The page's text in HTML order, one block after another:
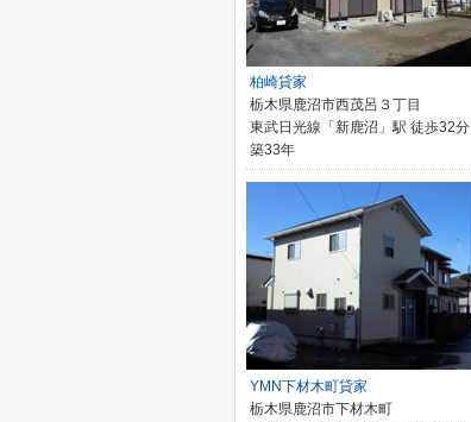
柏崎貸家
栃木県鹿沼市西茂呂３丁目
東武日光線「新鹿沼」駅 徒歩32分
築33年
YMN下材木町貸家
栃木県鹿沼市下材木町